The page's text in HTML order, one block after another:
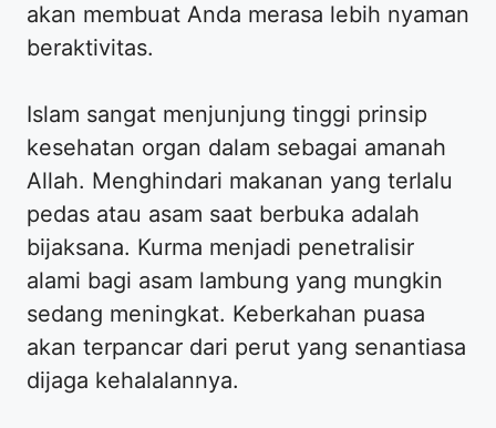
akan membuat Anda merasa lebih nyaman
beraktivitas.
Islam sangat menjunjung tinggi prinsip
kesehatan organ dalam sebagai amanah
Allah. Menghindari makanan yang terlalu
pedas atau asam saat berbuka adalah
bijaksana. Kurma menjadi penetralisir
alami bagi asam lambung yang mungkin
sedang meningkat. Keberkahan puasa
akan terpancar dari perut yang senantiasa
dijaga kehalalannya.